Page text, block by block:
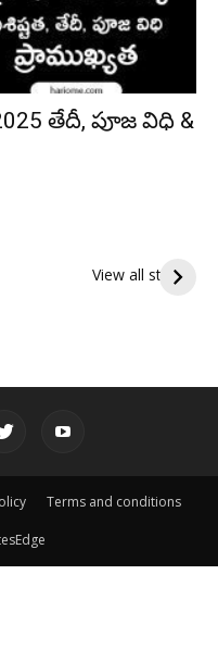
తేదీ, పూజ విధి &
View all stories
ఇంద్రకీలాద్రి గిరి ప్రదక్షిణ
Terms and conditions